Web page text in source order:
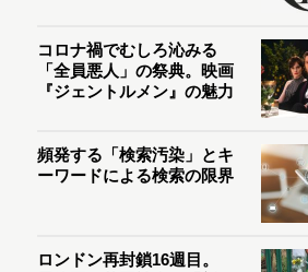
コロナ禍でむしろ沁みる
「全員悪人」の祭典。映画
『ジェントルメン』の魅力
頻発する「検索汚染」とキ
ーワードによる検索の限界
ロンドン再封鎖16週目。